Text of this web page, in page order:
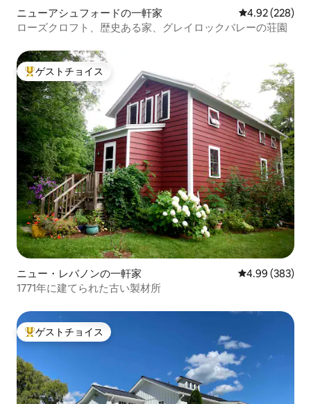
ニューアシュフォードの一軒家 レビュー228
4.92 (228)
ローズクロフト、歴史ある家、グレイロックバレーの荘園
大好評のゲストチョイスです。
ゲストチョイス
ニュー・レバノンの一軒家 レビュー383
4.99 (383)
1771年に建てられた古い製材所
大好評のゲストチョイスです。
ゲストチョイス